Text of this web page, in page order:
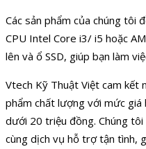
Các sản phẩm của chúng tôi
CPU Intel Core i3/ i5 hoặc
lên và ổ SSD, giúp bạn làm
Vtech Kỹ Thuật Việt cam kết
phẩm chất lượng với mức giá
dưới 20 triệu đồng. Chúng tôi
cùng dịch vụ hỗ trợ tận tình,